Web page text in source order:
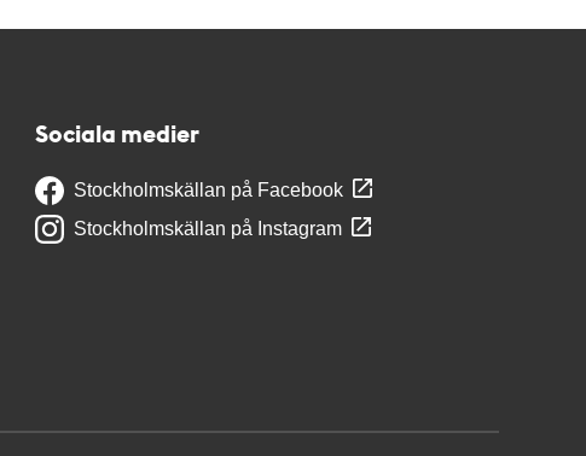
Sociala medier
Stockholmskällan på Facebook
Stockholmskällan på Instagram